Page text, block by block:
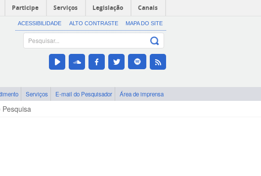
Participe Serviços Legislação Canais
ACESSIBILIDADE ALTO CONTRASTE MAPA DO SITE
Serviços E-mail do Pesquisador Área de imprensa
Pesquisa